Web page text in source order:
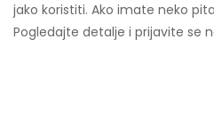
jako koristiti. Ako imate neko
Pogledajte detalje i prijavite se